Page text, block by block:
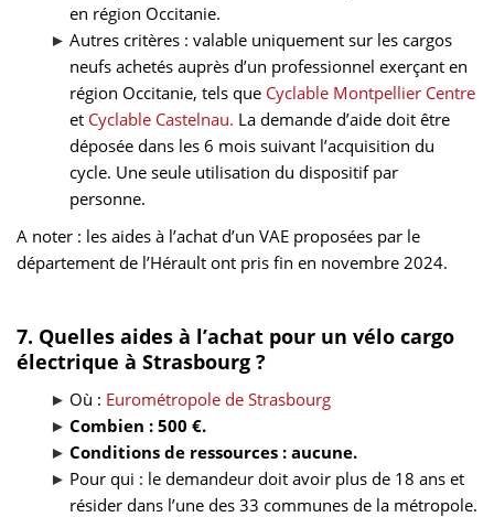
en région Occitanie.
Autres critères : valable uniquement sur les cargos
neufs achetés auprès d’un professionnel exerçant en
région Occitanie, tels que Cyclable Montpellier Centre
et Cyclable Castelnau. La demande d’aide doit être
déposée dans les 6 mois suivant l’acquisition du
cycle. Une seule utilisation du dispositif par
personne.
A noter : les aides à l’achat d’un VAE proposées par le
département de l’Hérault ont pris fin en novembre 2024.
7. Quelles aides à l’achat pour un vélo cargo
électrique à Strasbourg ?
Où : Eurométropole de Strasbourg
Combien : 500 €.
Conditions de ressources : aucune.
Pour qui : le demandeur doit avoir plus de 18 ans et
résider dans l’une des 33 communes de la métropole.